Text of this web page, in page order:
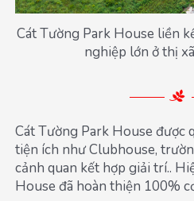
Cát Tường Park House liền
nghiệp lớn ở thị
Cát Tường Park House được
tiện ích như Clubhouse,
cảnh quan kết hợp giải trí..
House đã hoàn thiện 100%